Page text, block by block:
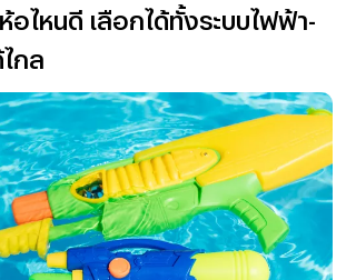
อไหนดี เลือกได้ทั้งระบบไฟฟ้า-
กล